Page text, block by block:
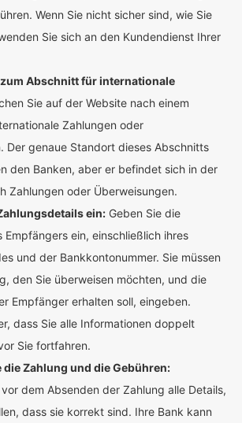
Wenn Sie nicht sicher sind, wie Sie
Sie sich an den Kundendienst Ihrer
Abschnitt für internationale
Sie auf der Website nach einem
Zahlungen oder
Der genaue Standort dieses Abschnitts
den Banken, aber er befindet sich in der
Zahlungen oder Überweisungen.
ein: Geben Sie die
Empfängers ein, einschließlich ihres
und der Bankkontonummer. Sie müssen
den Sie überweisen möchten, und die
Empfänger erhalten soll, eingeben.
dass Sie alle Informationen doppelt
Sie fortfahren.
die Zahlung und die Gebühren:
dem Absenden der Zahlung alle Details,
dass sie korrekt sind. Ihre Bank kann